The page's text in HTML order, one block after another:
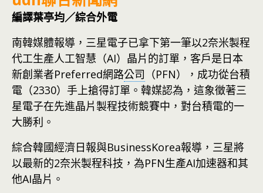
編譯葉亭均／綜合外電
南韓媒體報導，三星電子已拿下第一筆以2奈米製程
代工生產人工智慧（AI）晶片的訂單，客戶是日本
新創業者Preferred網路公司 （PFN），成功從台積
電（2330）手上搶得訂單。韓媒認為，這象徵著三
星電子在先進晶片製程技術競賽中，對台積電的一
大勝利。
綜合韓國經濟日報與BusinessKorea報導，三星將
以最新的2奈米製程科技，為PFN生產AI加速器和其
他AI晶片。